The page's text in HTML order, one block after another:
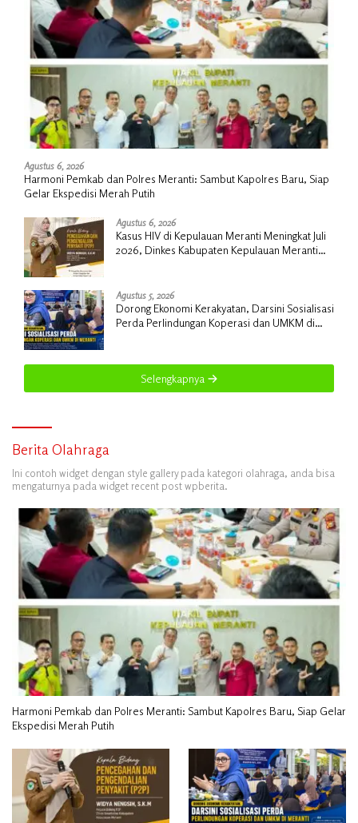
Agustus 6, 2026
Harmoni Pemkab dan Polres Meranti: Sambut Kapolres Baru, Siap
Gelar Ekspedisi Merah Putih
Agustus 6, 2026
Kasus HIV di Kepulauan Meranti Meningkat Juli
2026, Dinkes Kabupaten Kepulauan Meranti
Agustus 5, 2026
Dorong Ekonomi Kerakyatan, Darsini Sosialisasi
Perda Perlindungan Koperasi dan UMKM di
Selengkapnya
Berita Olahraga
Ini contoh widget dengan style gallery pada kategori olahraga, anda bisa
mengaturnya pada widget recent post wpberita.
Harmoni Pemkab dan Polres Meranti: Sambut Kapolres Baru, Siap Gelar
Ekspedisi Merah Putih